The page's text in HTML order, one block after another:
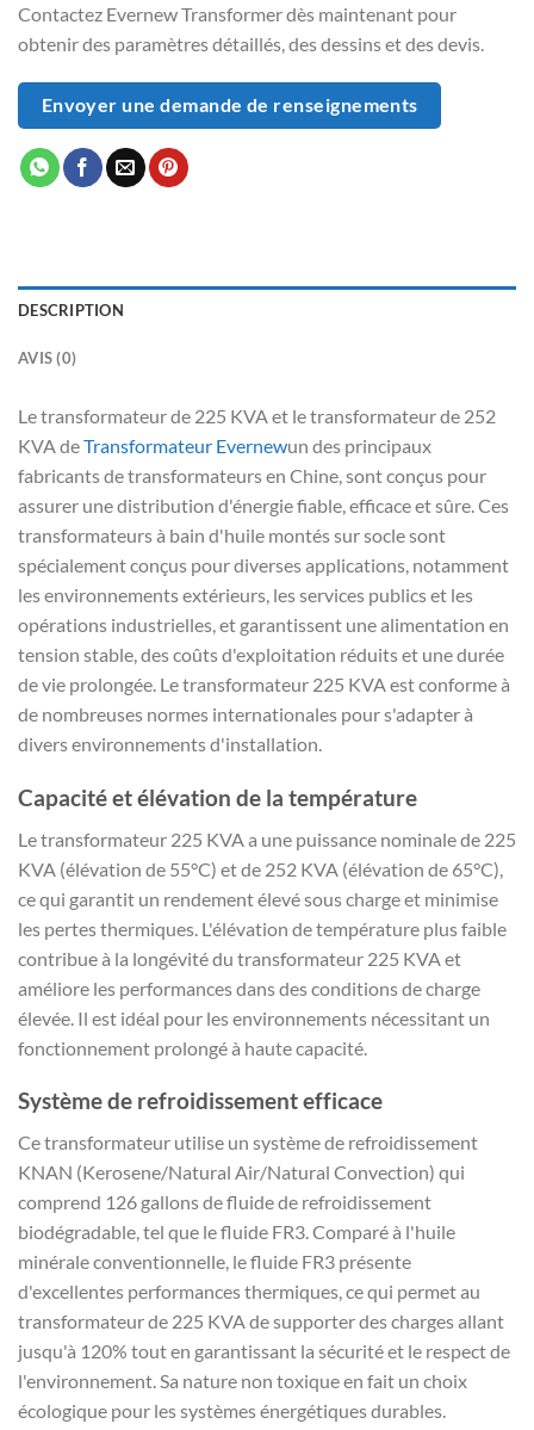
Contactez Evernew Transformer dès maintenant pour
obtenir des paramètres détaillés, des dessins et des devis.
Envoyer une demande de renseignements
DESCRIPTION
AVIS (0)
Le transformateur de 225 KVA et le transformateur de 252
KVA deTransformateur Evernewun des principaux
fabricants de transformateurs en Chine, sont conçus pour
assurer une distribution d'énergie fiable, efficace et sûre. Ces
transformateurs à bain d'huile montés sur socle sont
spécialement conçus pour diverses applications, notamment
les environnements extérieurs, les services publics et les
opérations industrielles, et garantissent une alimentation en
tension stable, des coûts d'exploitation réduits et une durée
de vie prolongée. Le transformateur 225 KVA est conforme à
de nombreuses normes internationales pour s'adapter à
divers environnements d'installation.
Capacité et élévation de la température
Le transformateur 225 KVA a une puissance nominale de 225
KVA (élévation de 55°C) et de 252 KVA (élévation de 65°C),
ce qui garantit un rendement élevé sous charge et minimise
les pertes thermiques. L'élévation de température plus faible
contribue à la longévité du transformateur 225 KVA et
améliore les performances dans des conditions de charge
élevée. Il est idéal pour les environnements nécessitant un
fonctionnement prolongé à haute capacité.
Système de refroidissement efficace
Ce transformateur utilise un système de refroidissement
KNAN (Kerosene/Natural Air/Natural Convection) qui
comprend 126 gallons de fluide de refroidissement
biodégradable, tel que le fluide FR3. Comparé à l'huile
minérale conventionnelle, le fluide FR3 présente
d'excellentes performances thermiques, ce qui permet au
transformateur de 225 KVA de supporter des charges allant
jusqu'à 120% tout en garantissant la sécurité et le respect de
l'environnement. Sa nature non toxique en fait un choix
écologique pour les systèmes énergétiques durables.